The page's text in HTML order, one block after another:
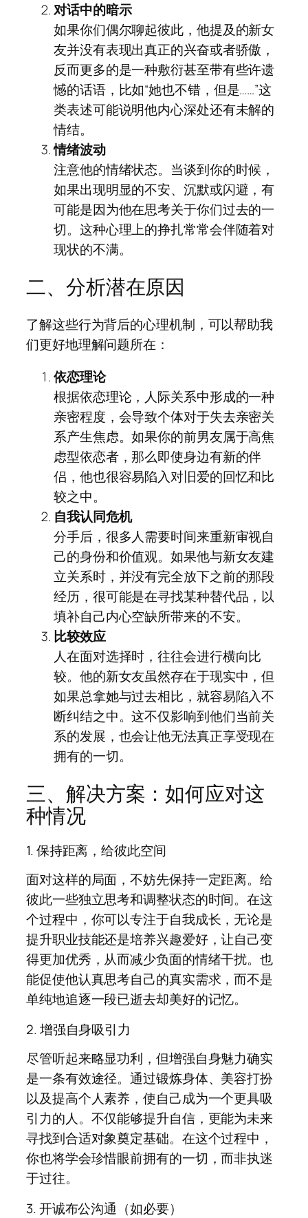
对话中的暗示
如果你们偶尔聊起彼此，他提及的新女
友并没有表现出真正的兴奋或者骄傲，
反而更多的是一种敷衍甚至带有些许遗
憾的话语，比如“她也不错，但是……”这
类表述可能说明他内心深处还有未解的
情结。
情绪波动
注意他的情绪状态。当谈到你的时候，
如果出现明显的不安、沉默或闪避，有
可能是因为他在思考关于你们过去的一
切。这种心理上的挣扎常常会伴随着对
现状的不满。
二、分析潜在原因
了解这些行为背后的心理机制，可以帮助我
们更好地理解问题所在：
依恋理论
根据依恋理论，人际关系中形成的一种
亲密程度，会导致个体对于失去亲密关
系产生焦虑。如果你的前男友属于高焦
虑型依恋者，那么即使身边有新的伴
侣，他也很容易陷入对旧爱的回忆和比
较之中。
自我认同危机
分手后，很多人需要时间来重新审视自
己的身份和价值观。如果他与新女友建
立关系时，并没有完全放下之前的那段
经历，很可能是在寻找某种替代品，以
填补自己内心空缺所带来的不安。
比较效应
人在面对选择时，往往会进行横向比
较。他的新女友虽然存在于现实中，但
如果总拿她与过去相比，就容易陷入不
断纠结之中。这不仅影响到他们当前关
系的发展，也会让他无法真正享受现在
拥有的一切。
三、解决方案：如何应对这
种情况
1. 保持距离，给彼此空间
面对这样的局面，不妨先保持一定距离。给
彼此一些独立思考和调整状态的时间。在这
个过程中，你可以专注于自我成长，无论是
提升职业技能还是培养兴趣爱好，让自己变
得更加优秀，从而减少负面的情绪干扰。也
能促使他认真思考自己的真实需求，而不是
单纯地追逐一段已逝去却美好的记忆。
2. 增强自身吸引力
尽管听起来略显功利，但增强自身魅力确实
是一条有效途径。通过锻炼身体、美容打扮
以及提高个人素养，使自己成为一个更具吸
引力的人。不仅能够提升自信，更能为未来
寻找到合适对象奠定基础。在这个过程中，
你也将学会珍惜眼前拥有的一切，而非执迷
于过往。
3. 开诚布公沟通（如必要）